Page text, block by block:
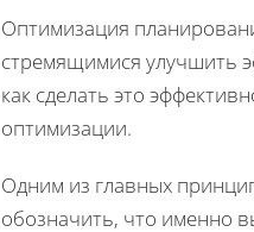
Оптимизация
стремящимися улучшить
как сделать это
оптимизации.
Одним из главных
обозначить, что именно